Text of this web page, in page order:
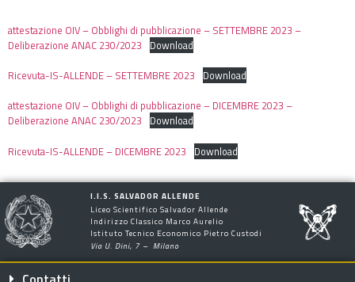
attestazione OIV – Obblighi di pubblicazione – SETTEMBRE 2023 –
Deliberazione ANAC 230/2023 Download
Ricevuta-IS-ALLENDE – SETTEMBRE 2023 Download
attestazione OIV – Obblighi di pubblicazione – DICEMBRE 2023 –
Deliberazione ANAC 230/2023 Download
Ricevuta-IS-ALLENDE – DICEMBRE 2023 Download
I.I.S. SALVADOR ALLENDE
Liceo Scientifico Salvador Allende
Indirizzo Classico Marco Aurelio
Istituto Tecnico Economico Pietro Custodi
Via U. Dini, 7 – Milano